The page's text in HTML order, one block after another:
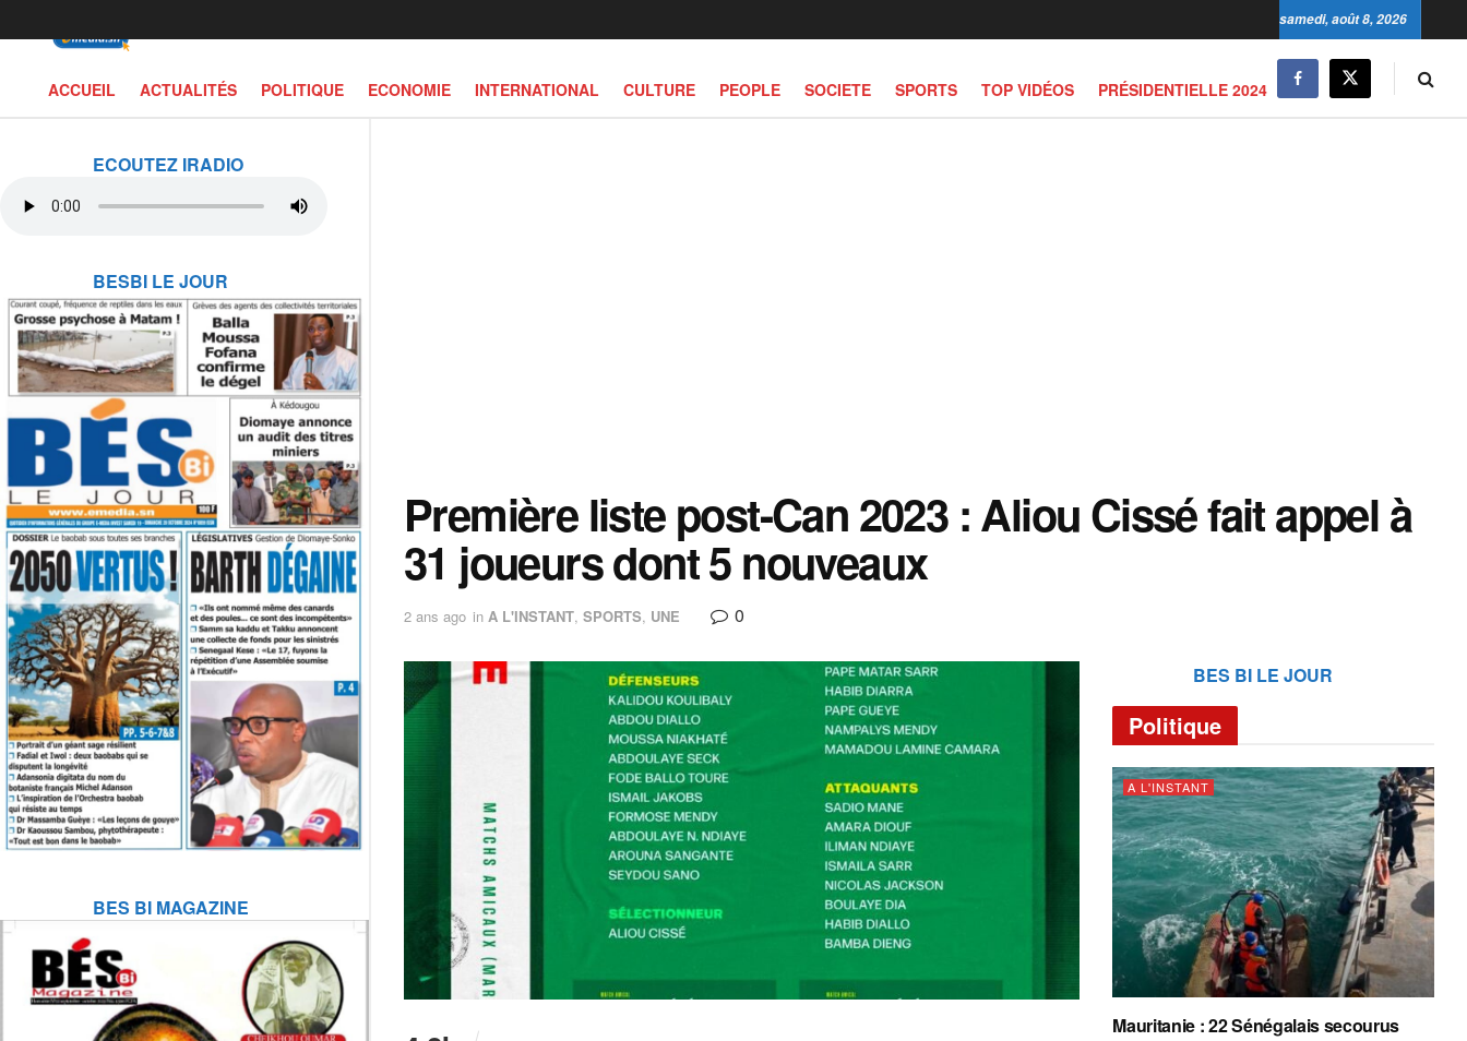
ECOUTEZ IRADIO
BESBI LE JOUR
BES BI MAGAZINE
samedi, août 8, 2026
ACCUEIL ACTUALITÉS POLITIQUE ECONOMIE INTERNATIONAL CULTURE PEOPLE SOCIETE SPORTS TOP VIDÉOS PRÉSIDENTIELLE 2024
Première liste post-Can 2023 : Aliou Cissé fait appel à
31 joueurs dont 5 nouveaux
2 ans ago in A L'INSTANT, SPORTS, UNE 0
BES BI LE JOUR
Politique
A L'INSTANT
Mauritanie : 22 Sénégalais secourus